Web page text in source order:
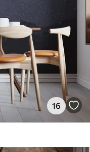
16